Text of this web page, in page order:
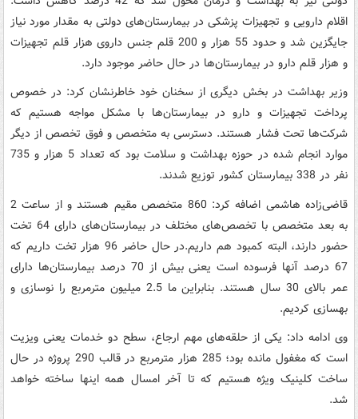
اقلام دارویی و تجهیزات پزشکی در بیمارستان‌های دولتی به مقدار مورد نیاز
جایگزین شد و حدود 55 هزار و 200 قلم جنس داروی هزار قلم تجهیزات
و هزار قلم دارو در بیمارستان‌ها در حال حاضر موجود دارد.
وزیر بهداشت در بخش دیگری از سخنان خود خاطرنشان کرد: در خصوص
پرداخت تجهیزات و دارو در بیمارستان‌ها با مشکل مواجه هستیم که
شرکت‌ها تحت فشار هستند. دسترسی به متخصص و فوق تخصص از دیگر
موارد انجام شده در حوزه بهداشت و سلامت بود که تعداد 5 هزار و 735
نفر در 338 بیمارستان کشور توزیع شدند.
قاضی‌زاده هاشمی اضافه کرد: 860 متخصص مقیم هستند و از ساعت 2
به بعد متخصص با تخصص‌های مختلف در بیمارستان‌های دارای 64 تخت
حضور دارند، البته کمبود هم داریم.در حال حاضر 96 هزار تخت داریم که
67 درصد آنها فرسوده است یعنی بیش از 70 درصد بیمارستان‌ها دارای
عمر بالای 30 سال هستند. بنابراین ما 2.5 میلیون مترمربع را نوسازی و
بهسازی کردیم.
وی ادامه داد: یکی از حلقه‌های مهم ارجاع، سطح دو خدمات یعنی ویزیت
است که مغفول مانده بود؛ 285 هزار مترمربع در قالب 290 پروژه در حال
ساخت کلینیک ویژه هستیم که تا آخر امسال همه اینها ساخته خواهد
شد.